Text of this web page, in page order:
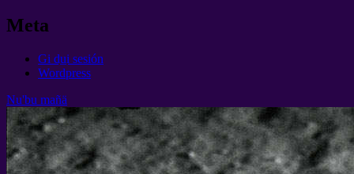
Meta
Gi du̲i sesión
Wordpress
Nu'bu mañä